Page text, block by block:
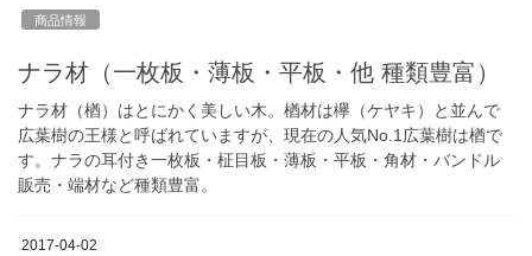
商品情報
ナラ材（一枚板・薄板・平板・他 種類豊富）
ナラ材（楢）はとにかく美しい木。楢材は欅（ケヤキ）と並んで
広葉樹の王様と呼ばれていますが、現在の人気No.1広葉樹は楢で
す。ナラの耳付き一枚板・柾目板・薄板・平板・角材・バンドル
販売・端材など種類豊富。
2017-04-02